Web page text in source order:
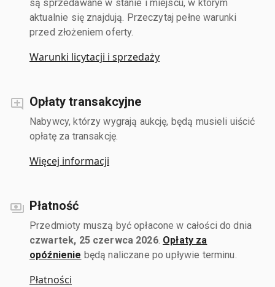
są sprzedawane w stanie i miejscu, w którym
aktualnie się znajdują. Przeczytaj pełne warunki
przed złożeniem oferty.
Warunki licytacji i sprzedaży
Opłaty transakcyjne
Nabywcy, którzy wygrają aukcję, będą musieli uiścić
opłatę za transakcję.
Więcej informacji
Płatność
Przedmioty muszą być opłacone w całości do dnia
czwartek, 25 czerwca 2026. Opłaty za
opóźnienie będą naliczane po upływie terminu.
Płatności